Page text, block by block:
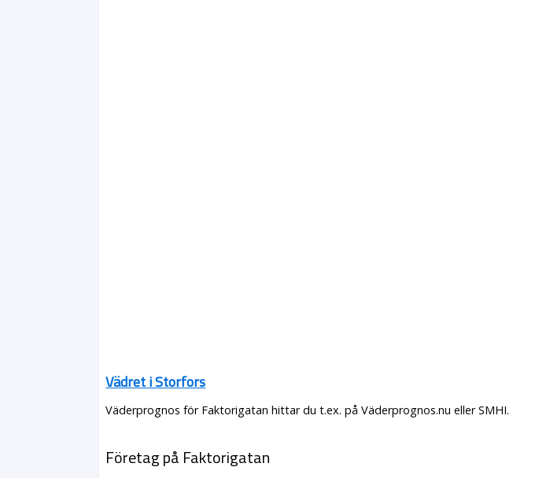
Vädret i Storfors
Väderprognos för Faktorigatan hittar du t.ex. på Väderprognos.nu eller SMHI.
Företag på Faktorigatan